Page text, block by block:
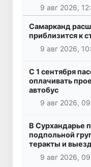
9 авг 2026,
Самарканд
приблизится к
9 авг 2026,
С 1 сентября
оплачивать
автобус
9 авг 2026,
В Сурхандарье
подпольной
теракты и
9 авг 2026,